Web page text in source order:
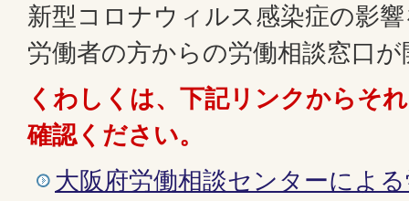
新型コロナウィルス感染症の影
労働者の方からの労働相談窓口
くわしくは、下記リンクからそ
確認ください。
大阪府労働相談センターによ